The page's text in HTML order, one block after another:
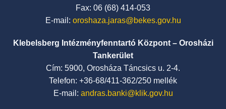
Fax: 06 (68) 414-053
E-mail: oroshaza.jaras@bekes.gov.hu
Klebelsberg Intézményfenntartó Központ – Orosházi
Tankerület
Cím: 5900, Orosháza Táncsics u. 2-4.
Telefon: +36-68/411-362/250 mellék
E-mail: andras.banki@klik.gov.hu